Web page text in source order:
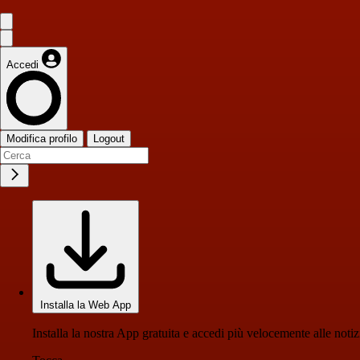
Accedi
Modifica profilo Logout
Installa la Web App
Installa la nostra App gratuita e accedi più velocemente alle